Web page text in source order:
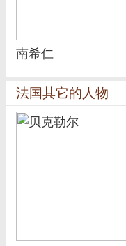
南希仁
法国其它的人物